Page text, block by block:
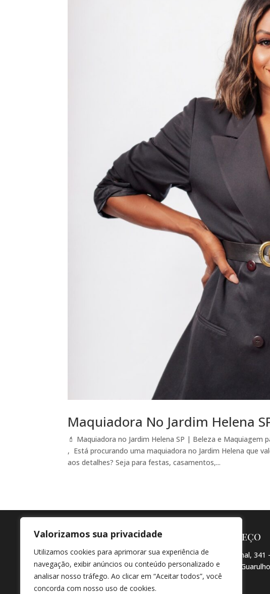
Valorizamos sua privacidade
Utilizamos cookies para aprimorar sua experiência de
navegação, exibir anúncios ou conteúdo personalizado e
analisar nosso tráfego. Ao clicar em “Aceitar todos”, você
concorda com nosso uso de cookies.
Maquiadora No Jardim Helena
💄 Maquiadora no Jardim Helena SP | Beleza e Maquiagem
, Está procurando uma maquiadora no Jardim Helena que
aos detalhes? Seja para festas, casamentos,...
Agende agora
+55 11 98807-7322
Endereço
Av Marginal,
Afonso ,